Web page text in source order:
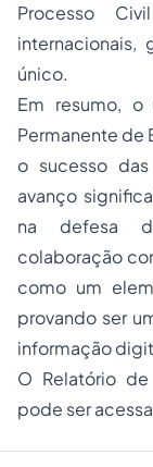
Processo
internacionais,
único.
Em resumo, o
Permanente de
o sucesso
avanço
na defesa
colaboração
como um
provando ser
informação
O Relatório
pode ser